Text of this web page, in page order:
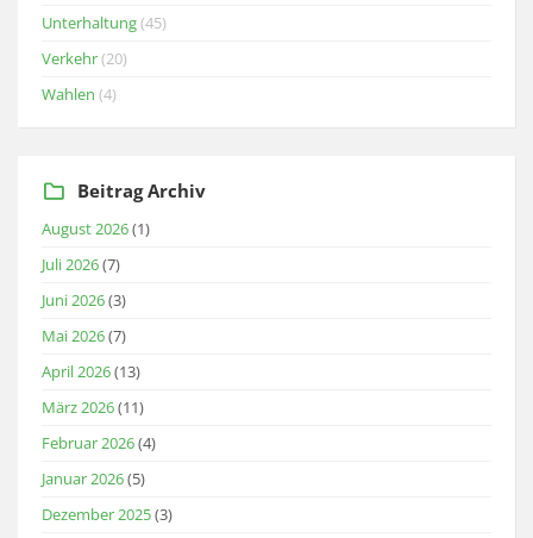
Unterhaltung(45)
Verkehr(20)
Wahlen (4)
Beitrag Archiv
August 2026(1)
Juli 2026(7)
Juni 2026(3)
Mai 2026(7)
April 2026(13)
März 2026(11)
Februar 2026(4)
Januar 2026(5)
Dezember 2025(3)